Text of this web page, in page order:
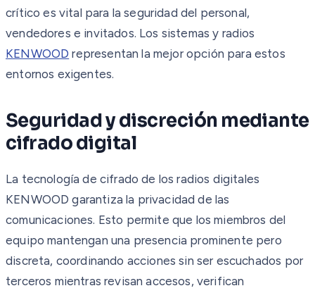
crítico es vital para la seguridad del personal,
vendedores e invitados. Los sistemas y radios
KENWOOD representan la mejor opción para estos
entornos exigentes.
Seguridad y discreción mediante
cifrado digital
La tecnología de cifrado de los radios digitales
KENWOOD garantiza la privacidad de las
comunicaciones. Esto permite que los miembros del
equipo mantengan una presencia prominente pero
discreta, coordinando acciones sin ser escuchados por
terceros mientras revisan accesos, verifican